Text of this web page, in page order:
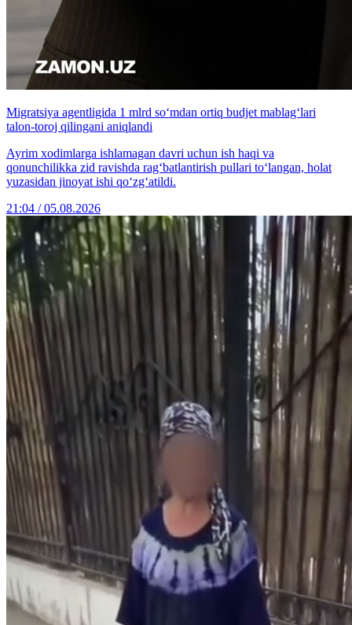
Migratsiya agentligida 1 mlrd so‘mdan ortiq budjet mablag‘lari
talon-toroj qilingani aniqlandi
Ayrim xodimlarga ishlamagan davri uchun ish haqi va
qonunchilikka zid ravishda rag‘batlantirish pullari to‘langan, holat
yuzasidan jinoyat ishi qo‘zg‘atildi.
21:04 / 05.08.2026